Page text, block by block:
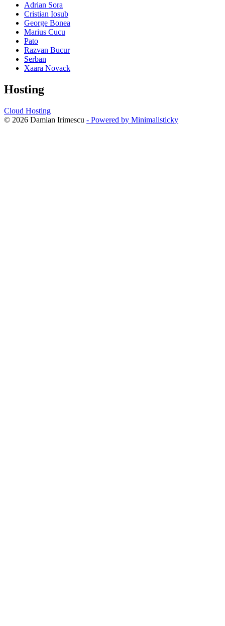
Adrian Sora
Cristian Iosub
George Bonea
Marius Cucu
Pato
Razvan Bucur
Serban
Xaara Novack
Hosting
Cloud Hosting
© 2026 Damian Irimescu - Powered by Minimalisticky